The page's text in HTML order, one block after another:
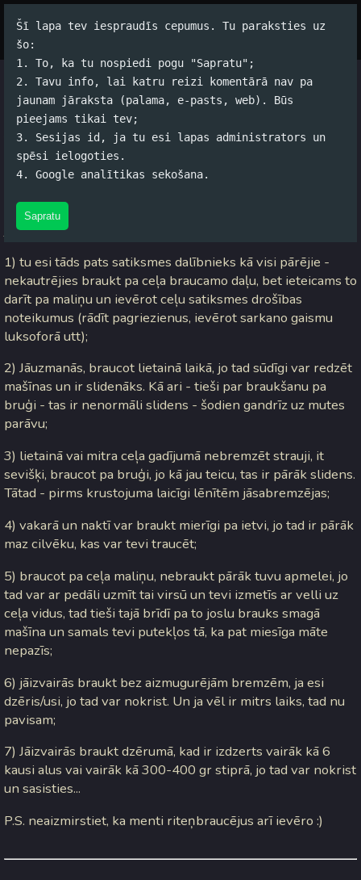
Šī lapa tev iespraudīs cepumus. Tu paraksties uz
šo:
1. To, ka tu nospiedi pogu "Sapratu";
2. Tavu info, lai katru reizi komentārā nav pa
jaunam jāraksta (palama, e-pasts, web). Būs
pieejams tikai tev;
3. Sesijas id, ja tu esi lapas administrators un
spēsi ielogoties.
4. Google analītikas sekošana.
Sapratu
Velobraukšana amatieriem
Jānis Rubļevskis (koko) / 03.05.2005. 11:17 /#Dzīve/
komentāri
nelieliem amatiervelobraukšanas pamatprincipiem, ko
jāievēro, braukājot pa pilsētu:
1) tu esi tāds pats satiksmes dalībnieks kā visi pārējie -
nekautrējies braukt pa ceļa braucamo daļu, bet ieteicams to
darīt pa maliņu un ievērot ceļu satiksmes drošības
noteikumus (rādīt pagriezienus, ievērot sarkano gaismu
luksoforā utt);
2) Jāuzmanās, braucot lietainā laikā, jo tad sūdīgi var redzēt
mašīnas un ir slidenāks. Kā ari - tieši par braukšanu pa
bruģi - tas ir nenormāli slidens - šodien gandrīz uz mutes
parāvu;
3) lietainā vai mitra ceļa gadījumā nebremzēt strauji, it
sevišķi, braucot pa bruģi, jo kā jau teicu, tas ir pārāk slidens.
Tātad - pirms krustojuma laicīgi lēnītēm jāsabremzējas;
4) vakarā un naktī var braukt mierīgi pa ietvi, jo tad ir pārāk
maz cilvēku, kas var tevi traucēt;
5) braucot pa ceļa maliņu, nebraukt pārāk tuvu apmelei, jo
tad var ar pedāli uzmīt tai virsū un tevi izmetīs ar velli uz
ceļa vidus, tad tieši tajā brīdī pa to joslu brauks smagā
mašīna un samals tevi putekļos tā, ka pat miesīga māte
nepazīs;
6) jāizvairās braukt bez aizmugurējām bremzēm, ja esi
dzēris/usi, jo tad var nokrist. Un ja vēl ir mitrs laiks, tad nu
pavisam;
7) Jāizvairās braukt dzērumā, kad ir izdzerts vairāk kā 6
kausi alus vai vairāk kā 300-400 gr stiprā, jo tad var nokrist
un sasisties...
P.S. neaizmirstiet, ka menti riteņbraucējus arī ievēro :)